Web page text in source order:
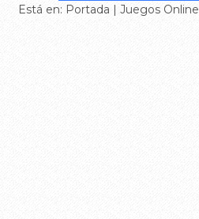
Está en: Portada | Juegos Online